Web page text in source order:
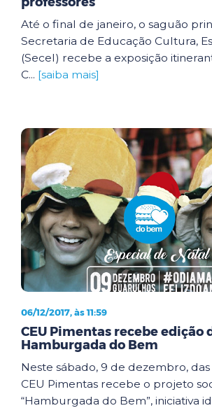
Até o final de janeiro, o saguão
Secretaria de Educação Cultura,
(Secel) recebe a exposição
C... [saiba mais]
06/12/2017, às 11:59
CEU Pimentas recebe edição
Hamburgada do Bem
Neste sábado, 9 de dezembro, das
CEU Pimentas recebe o projeto
“Hamburgada do Bem”, iniciativa